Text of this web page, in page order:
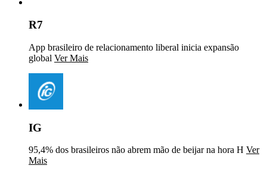
R7
App brasileiro de relacionamento liberal inicia expansão
global Ver Mais
IG
95,4% dos brasileiros não abrem mão de beijar na hora H Ver
Mais